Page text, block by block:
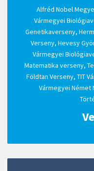
Alfréd Nobel
Vármegyei
Genetikaverseny,
Verseny, Hevesy
Vármegyei
Matematika verseny,
Földtan Verseny, TIT
Vármegyei Német